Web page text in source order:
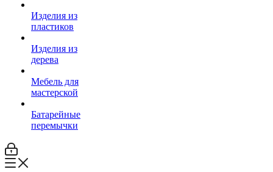
Изделия из
пластиков
Изделия из
дерева
Мебель для
мастерской
Батарейные
перемычки